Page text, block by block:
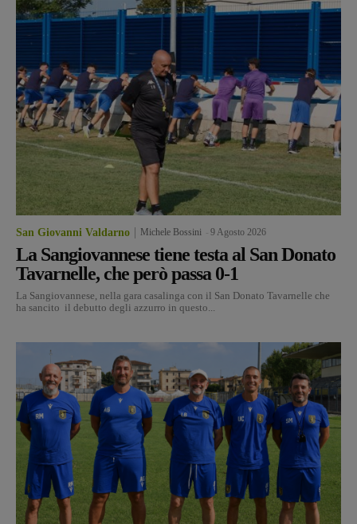
San Giovanni Valdarno Michele Bossini 9 Agosto 2026
La Sangiovannese tiene testa al San Donato
Tavarnelle, che però passa 0-1
La Sangiovannese, nella gara casalinga con il San Donato Tavarnelle che
ha sancito il debutto degli azzurro in questo...